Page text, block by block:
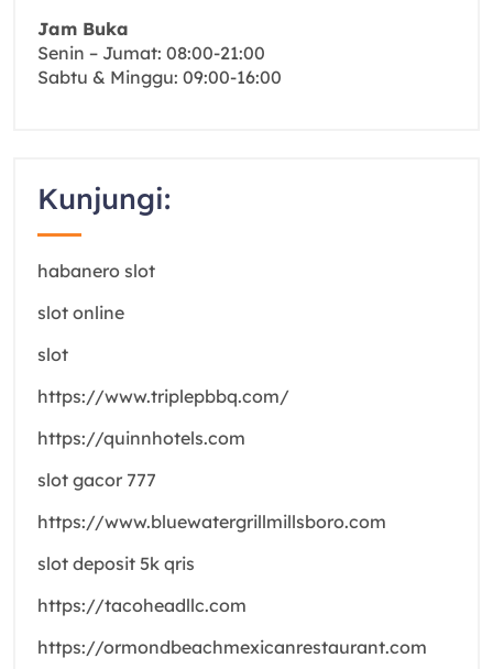
Jam Buka
Senin – Jumat: 08:00-21:00
Sabtu & Minggu: 09:00-16:00
Kunjungi:
habanero slot
slot online
slot
https://www.triplepbbq.com/
https://quinnhotels.com
slot gacor 777
https://www.bluewatergrillmillsboro.com
slot deposit 5k qris
https://tacoheadllc.com
https://ormondbeachmexicanrestaurant.com